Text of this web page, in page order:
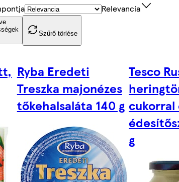
Relevancia
Szűrő törlése
Ryba Eredeti
Treszka majonézes
tőkehalsaláta 140 g
Tesco
cukorral
g